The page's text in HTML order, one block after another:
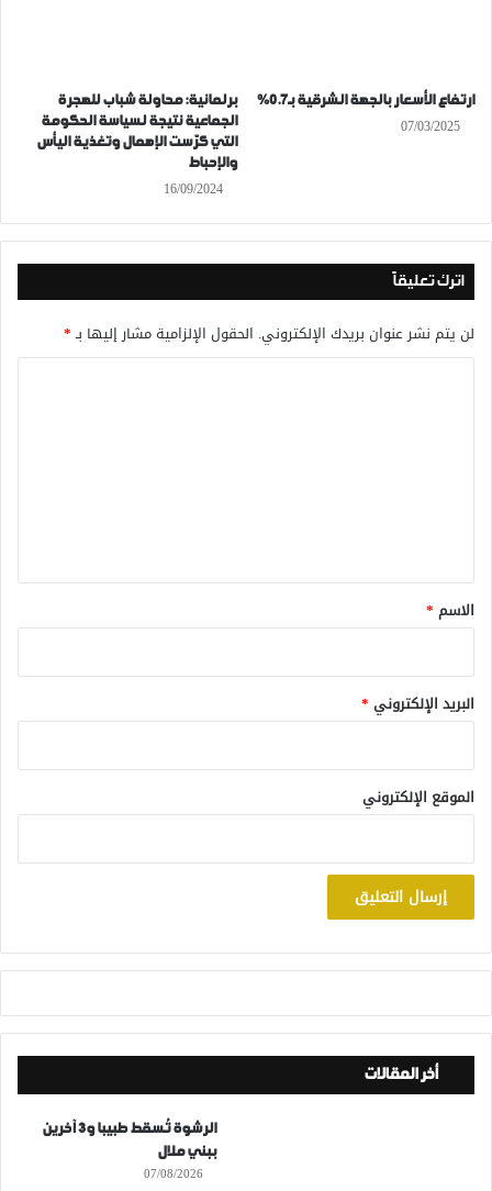
ارتفاع الأسعار بالجهة الشرقية بـ0.7%
07/03/2025
برلمانية: محاولة شباب للهجرة
الجماعية نتيجة لسياسة الحكومة
التي كرّست الإهمال وتغذية اليأس
والإحباط
16/09/2024
اترك تعليقاً
لن يتم نشر عنوان بريدك الإلكتروني. الحقول الإلزامية مشار إليها بـ*
*
الاسم *
البريد الإلكتروني *
الموقع الإلكتروني
أخر المقالات
الرشوة تُسقط طبيبا و3 آخرين
ببني ملال
07/08/2026